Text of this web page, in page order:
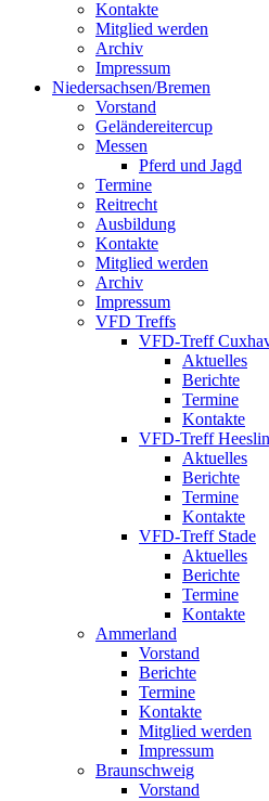
Kontakte
Mitglied werden
Archiv
Impressum
Niedersachsen/Bremen
Vorstand
Geländereitercup
Messen
Pferd und Jagd
Termine
Reitrecht
Ausbildung
Kontakte
Mitglied werden
Archiv
Impressum
VFD Treffs
VFD-Treff
Aktuelles
Berichte
Termine
Kontakte
VFD-Treff
Aktuelles
Berichte
Termine
Kontakte
VFD-Treff Stade
Aktuelles
Berichte
Termine
Kontakte
Ammerland
Vorstand
Berichte
Termine
Kontakte
Mitglied werden
Impressum
Braunschweig
Vorstand